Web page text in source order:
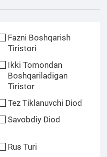
Fazni Boshqarish
Tiristori
Ikki Tomondan
Boshqariladigan
Tiristor
Tez Tiklanuvchi Diod
Savobdiy Diod
Rus Turi